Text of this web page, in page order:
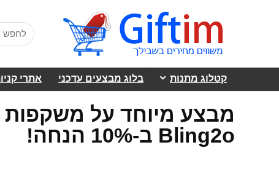
קטלוג מתנות בלוג מבצעים עדכני אתרי
מבצע מיוחד על
Bling2o ב-10% הנחה!